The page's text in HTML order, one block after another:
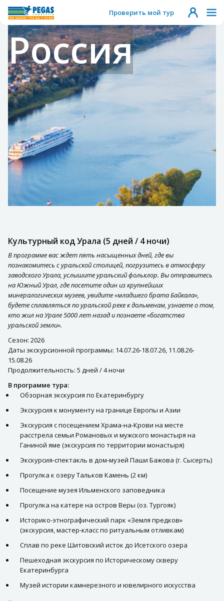
Проверить мой тур
Россия
Культурный код Урала (5 дней / 4 ночи)
В программе вас ждет пять насыщенных дней, где вы
познакомитесь с уральской столицей, погрузитесь в атмосферу
заводского Урала, услышите уральский фольклор. Вы отправитесь
на Южный Урал, где посетите один из крупнейших
минералогических музеев, увидите «младшего брата Байкала»,
будете сплавляться по уральской реке к дольменам, узнаете о том,
кто жил на Урале 5000 лет назад и познаете «богатства
уральской земли».
Сезон: 2026
Даты экскурсионной программы: 14.07.26-18.07.26, 11.08.26-
15.08.26
Продолжительность: 5 дней / 4 ночи
В программе тура:
Обзорная экскурсия по Екатеринбургу
Экскурсия к монументу на границе Европы и Азии
Экскурсия с посещением Храма-на-Крови на месте
расстрела семьи Романовых и мужского монастыря на
Ганиной яме (экскурсия по территории монастыря)
Экскурсия-спектакль в дом-музей Паши Бажова (г. Сысерть)
Прогулка к озеру Тальков Камень (2 км)
Посещение музея Ильменского заповедника
Прогулка на катере на остров Веры (оз. Тургояк)
Историко-этнографический парк «Земля предков»
(экскурсия, мастер-класс по ритуальным отливкам)
Сплав по реке Шитовский исток до Исетского озера
Пешеходная экскурсия по Историческому скверу
Екатеринбурга
Музей истории камнерезного и ювелирного искусства